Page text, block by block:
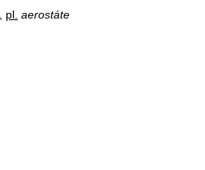
pl. aerostáte